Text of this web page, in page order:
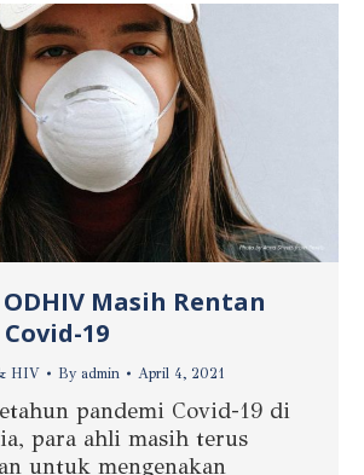
Masih Rentan
19
HIV By admin April 4, 2021
pandemi Covid-19 di
para ahli masih terus
untuk mengenakan